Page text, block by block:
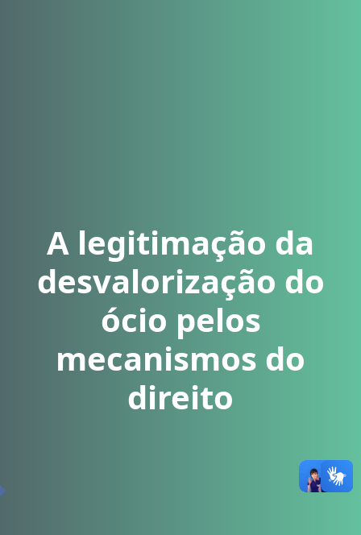
A legitimação da
desvalorização do
ócio pelos
mecanismos do
direito